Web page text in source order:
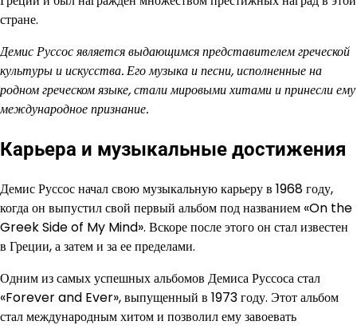
стране.
Демис Руссос является выдающимся представителем греческой
культуры и искусства. Его музыка и песни, исполненные на
родном греческом языке, стали мировыми хитами и принесли ему
международное признание.
Карьера и музыкальные достижения
Демис Руссос начал свою музыкальную карьеру в 1968 году,
когда он выпустил свой первый альбом под названием «On the
Greek Side of My Mind». Вскоре после этого он стал известен
в Греции, а затем и за ее пределами.
Одним из самых успешных альбомов Демиса Руссоса стал
«Forever and Ever», выпущенный в 1973 году. Этот альбом
стал международным хитом и позволил ему завоевать